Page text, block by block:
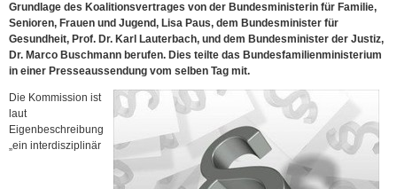
Grundlage des Koalitionsvertrages von der Bundesministerin für Familie,
Senioren, Frauen und Jugend, Lisa Paus, dem Bundesminister für
Gesundheit, Prof. Dr. Karl Lauterbach, und dem Bundesminister der Justiz,
Dr. Marco Buschmann berufen. Dies teilte das Bundesfamilienministerium
in einer Presseaussendung vom selben Tag mit.
Die Kommission ist
laut
Eigenbeschreibung
„ein interdisziplinär